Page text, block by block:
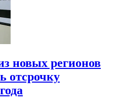
новых регионов
отсрочку